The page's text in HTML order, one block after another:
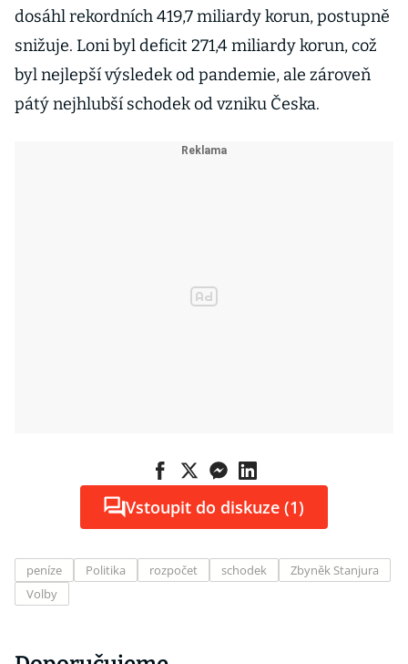
dosáhl rekordních 419,7 miliardy korun, postupně
snižuje. Loni byl deficit 271,4 miliardy korun, což
byl nejlepší výsledek od pandemie, ale zároveň
pátý nejhlubší schodek od vzniku Česka.
Vstoupit do diskuze (1)
peníze Politika rozpočet schodek
Zbyněk Stanjura
Volby